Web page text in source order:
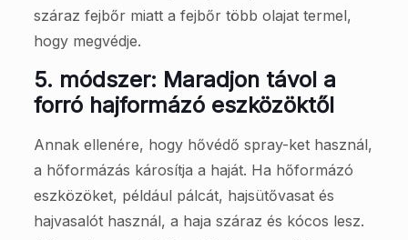
száraz fejbőr miatt a fejbőr több olajat termel,
hogy megvédje.
5. módszer: Maradjon távol a
forró hajformázó eszközöktől
Annak ellenére, hogy hővédő spray-ket használ,
a hőformázás károsítja a haját. Ha hőformázó
eszközöket, például pálcát, hajsütővasat és
hajvasalót használ, a haja száraz és kócos lesz.